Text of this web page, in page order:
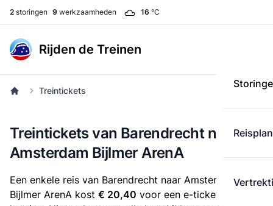
2 storingen 9 werkzaamheden 16 °C
Rijden de Treinen
Treintickets
Treintickets van Barendrecht naar
Amsterdam Bijlmer ArenA
Een enkele reis van Barendrecht naar Amsterdam
Bijlmer ArenA kost € 20,40 voor een e-ticket zonder